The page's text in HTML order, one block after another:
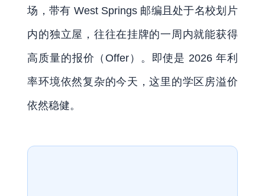
场，带有 West Springs 邮编且处于名校划片
内的独立屋，往往在挂牌的一周内就能获得
高质量的报价（Offer）。即使是 2026 年利
率环境依然复杂的今天，这里的学区房溢价
依然稳健。